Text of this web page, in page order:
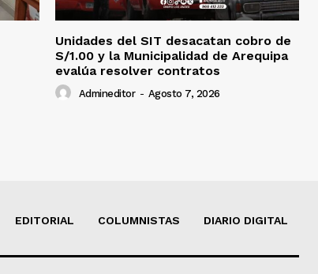
Unidades del SIT desacatan cobro de
S/1.00 y la Municipalidad de Arequipa
evalúa resolver contratos
Admineditor - Agosto 7, 2026
EDITORIAL COLUMNISTAS DIARIO DIGITAL